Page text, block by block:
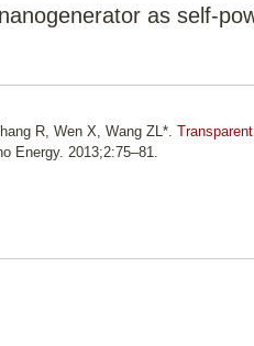
容
as self-
R, Wen X, Wang ZL*.
Energy. 2013;2:75–81.